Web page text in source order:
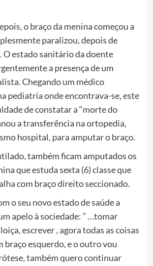
o braço da menina começou a
paralizou, depois de
O estado sanitário da doente
a presença de um
Chegando um médico
pediatria onde encontrava-se, este
de constatar a “morte do
a transferência na ortopedia,
hospital, para amputar o braço.
também ficam amputados os
que estuda sexta (6) classe que
com braço direito seccionado.
o seu novo estado de saúde a
apelo à sociedade: ” …tomar
escrever , agora todas as coisas
braço esquerdo, e o outro vou
também quero continuar